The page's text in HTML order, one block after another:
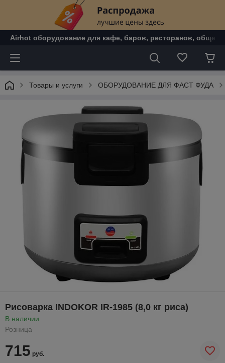
Airhot оборудование для кафе, баров, ресторанов,
Товары и услуги ОБОРУДОВАНИЕ ДЛЯ ФАСТ ФУДА
Рисоварка INDOKOR IR-1985 (8,0 кг риса)
В наличии
Розница
715 руб.